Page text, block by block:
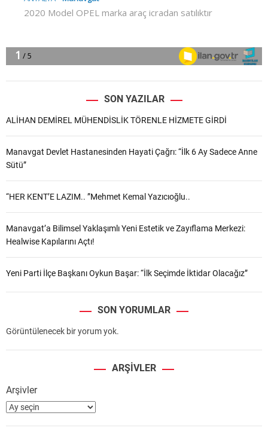
SON YAZILAR
ALİHAN DEMİREL MÜHENDİSLİK TÖRENLE HİZMETE GİRDİ
Manavgat Devlet Hastanesinden Hayati Çağrı: “İlk 6 Ay Sadece Anne
Sütü”
“HER KENT’E LAZIM.. ”Mehmet Kemal Yazıcıoğlu..
Manavgat’a Bilimsel Yaklaşımlı Yeni Estetik ve Zayıflama Merkezi:
Healwise Kapılarını Açtı!
Yeni Parti İlçe Başkanı Oykun Başar: “İlk Seçimde İktidar Olacağız”
SON YORUMLAR
Görüntülenecek bir yorum yok.
ARŞIVLER
Arşivler